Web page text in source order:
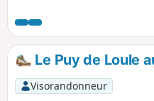
l'honneur, avant de terminer
caves puis du centre
Le Puy de Loule
Visorandonneur